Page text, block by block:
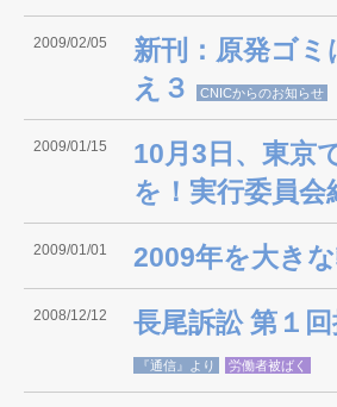
2009/02/05
新刊：原発ゴ
え３
CNICからのお知らせ
2009/01/15
10月3日、東京
を！実行委員
2009/01/01 2009年を大き
2008/12/12 長尾訴訟 第１
『通信』より 労働者被ばく